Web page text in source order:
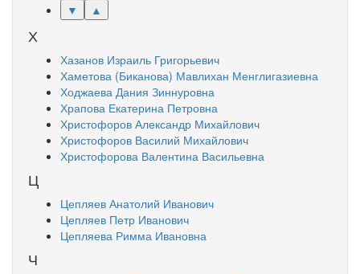
▼
▲
Х
Хазанов Израиль Григорьевич
Хаметова (Биканова) Мавлихан Менглигазиевна
Ходжаева Дания Зиннуровна
Храпова Екатерина Петровна
Христофоров Александр Михайлович
Христофоров Василий Михайлович
Христофорова Валентина Васильевна
Ц
Цепляев Анатолий Иванович
Цепляев Петр Иванович
Цепляева Римма Ивановна
Ч